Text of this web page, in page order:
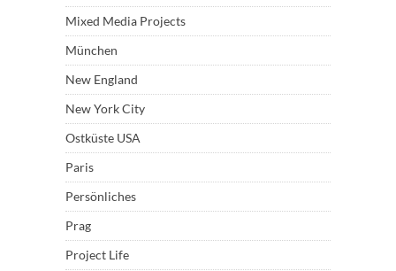
Mixed Media Projects
München
New England
New York City
Ostküste USA
Paris
Persönliches
Prag
Project Life